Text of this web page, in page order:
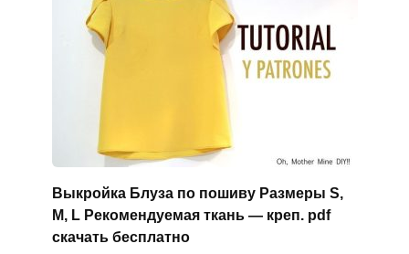
Выкройка Блуза по пошиву Размеры S,
M, L Рекомендуемая ткань — креп. pdf
скачать бесплатно